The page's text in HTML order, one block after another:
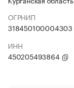
ОГРНИП
318450100004303
ИНН
450205493864